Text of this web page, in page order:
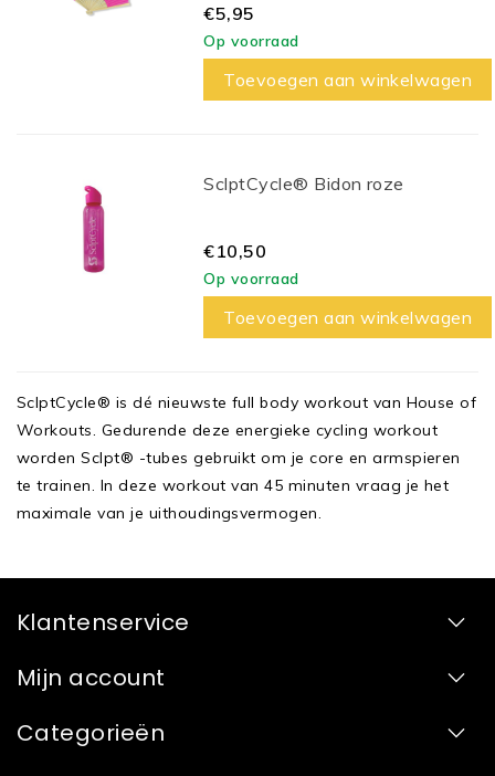
€5,95
Op voorraad
Toevoegen aan winkelwagen
SclptCycle® Bidon roze
€10,50
Op voorraad
Toevoegen aan winkelwagen
SclptCycle® is dé nieuwste full body workout van House of
Workouts. Gedurende deze energieke cycling workout
worden Sclpt® -tubes gebruikt om je core en armspieren
te trainen. In deze workout van 45 minuten vraag je het
maximale van je uithoudingsvermogen.
Klantenservice
Mijn account
Categorieën